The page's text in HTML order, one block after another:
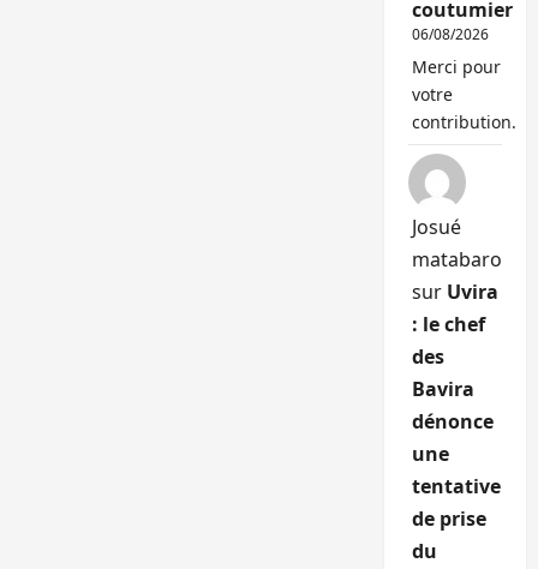
coutumier
06/08/2026
Merci pour
votre
contribution.
Josué
matabaro
sur Uvira
: le chef
des
Bavira
dénonce
une
tentative
de prise
du